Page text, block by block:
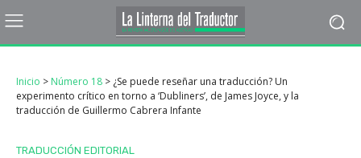
Inicio > Número 18 > ¿Se puede reseñar una traducción? Un
experimento crítico en torno a ‘Dubliners’, de James Joyce, y la
traducción de Guillermo Cabrera Infante
TRADUCCIÓN EDITORIAL